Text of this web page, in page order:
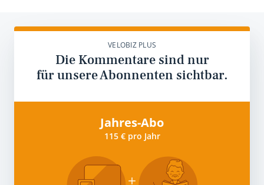
VELOBIZ PLUS
Die Kommentare sind nur
für unsere Abonnenten sichtbar.
Jahres-Abo
115 € pro Jahr